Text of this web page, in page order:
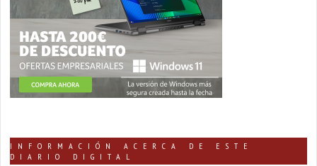
INFORMACIÓN ACERCA DE ESTE
DIARIO DIGITAL